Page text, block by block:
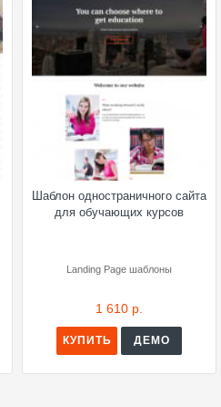
Шаблон одностраничного сайта
для обучающих курсов
Landing Page шаблоны
1 610 р.
КУПИТЬ ДЕМО